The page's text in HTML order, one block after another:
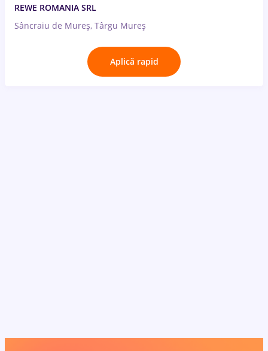
REWE ROMANIA SRL
Sâncraiu de Mureș, Târgu Mureș
Aplică rapid